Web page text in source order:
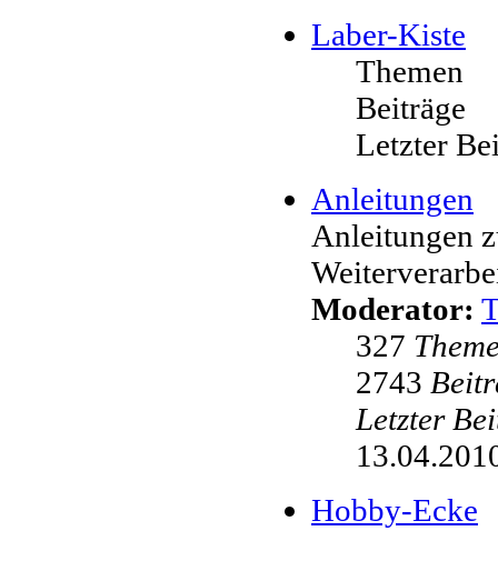
Laber-Kiste
Themen
Beiträge
Letzter
Anleitungen
Anleitungen
Moderator:
327
2743
Letzter
Hobby-Ecke